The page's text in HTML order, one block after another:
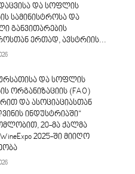
და სოფლის
სამინისტროსა და
განვითარების
ერთად, ავსტრიის...
და სოფლის
ორგანიზაციის (FAO)
და ასოციაციასთან
ინდუსტრიაში“
20-მა ქალმა
2025-ში მიიღო